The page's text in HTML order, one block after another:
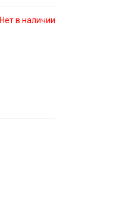
Нет в наличии